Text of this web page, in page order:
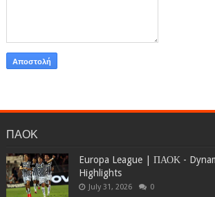
ΠΑΟΚ
Europa League | ΠΑΟΚ -
Highlights
July 31, 2026 0